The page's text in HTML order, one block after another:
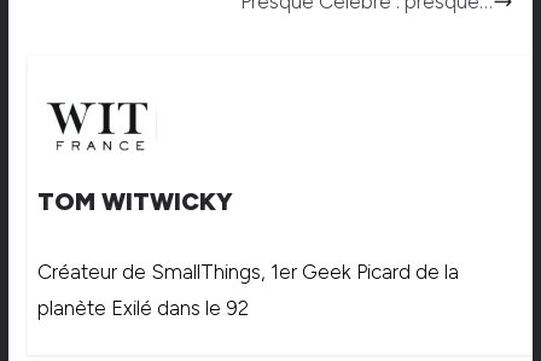
TOM WITWICKY
Créateur de SmallThings, 1er Geek Picard de la
planète Exilé dans le 92